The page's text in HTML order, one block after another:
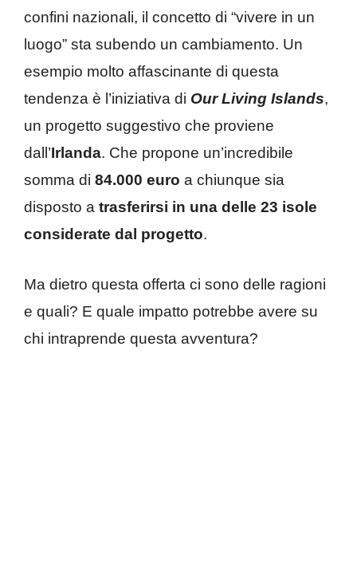
confini nazionali, il concetto di “vivere in un
luogo” sta subendo un cambiamento. Un
esempio molto affascinante di questa
tendenza è l’iniziativa di Our Living Islands,
un progetto suggestivo che proviene
dall’Irlanda. Che propone un’incredibile
somma di 84.000 euro a chiunque sia
disposto a trasferirsi in una delle 23 isole
considerate dal progetto.
Ma dietro questa offerta ci sono delle ragioni
e quali? E quale impatto potrebbe avere su
chi intraprende questa avventura?